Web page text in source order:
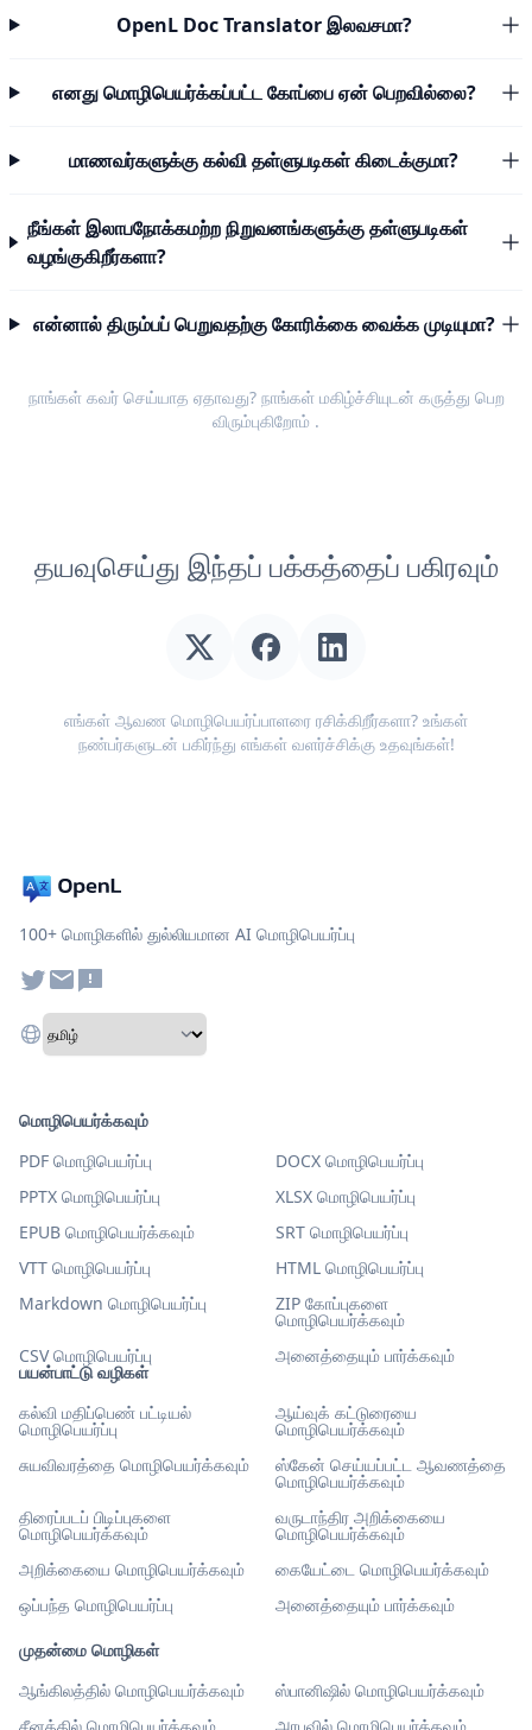
OpenL Doc Translator இலவசமா?
எனது மொழிபெயர்க்கப்பட்ட கோப்பை ஏன் பெறவில்லை?
மாணவர்களுக்கு கல்வி தள்ளுபடிகள் கிடைக்குமா?
நீங்கள் இலாபநோக்கமற்ற நிறுவனங்களுக்கு தள்ளுபடிகள்
வழங்குகிறீர்களா?
என்னால் திரும்பப் பெறுவதற்கு கோரிக்கை வைக்க முடியுமா?
நாங்கள் கவர் செய்யாத ஏதாவது? நாங்கள் மகிழ்ச்சியுடன் கருத்து பெற
விரும்புகிறோம் .
தயவுசெய்து இந்தப் பக்கத்தைப் பகிரவும்
எங்கள் ஆவண மொழிபெயர்ப்பாளரை ரசிக்கிறீர்களா? உங்கள்
நண்பர்களுடன் பகிர்ந்து எங்கள் வளர்ச்சிக்கு உதவுங்கள்!
100+ மொழிகளில் துல்லியமான AI மொழிபெயர்ப்பு
பயன்பாட்டு வழிகள்
கல்வி மதிப்பெண் பட்டியல்
மொழிபெயர்ப்பு
ஆய்வுக் கட்டுரையை
மொழிபெயர்க்கவும்
சுயவிவரத்தை மொழிபெயர்க்கவும்
ஸ்கேன் செய்யப்பட்ட ஆவணத்தை
மொழிபெயர்க்கவும்
திரைப்படப் பிடிப்புகளை
மொழிபெயர்க்கவும்
வருடாந்திர அறிக்கையை
மொழிபெயர்க்கவும்
அறிக்கையை மொழிபெயர்க்கவும்
கையேட்டை மொழிபெயர்க்கவும்
ஒப்பந்த மொழிபெயர்ப்பு
அனைத்தையும் பார்க்கவும்
முதன்மை மொழிகள்
ஆங்கிலத்தில் மொழிபெயர்க்கவும்
ஸ்பானிஷில் மொழிபெயர்க்கவும்
மொழிபெயர்க்கவும்
PDF மொழிபெயர்ப்பு
DOCX மொழிபெயர்ப்பு
PPTX மொழிபெயர்ப்பு
XLSX மொழிபெயர்ப்பு
EPUB மொழிபெயர்க்கவும்
SRT மொழிபெயர்ப்பு
VTT மொழிபெயர்ப்பு
HTML மொழிபெயர்ப்பு
Markdown மொழிபெயர்ப்பு
ZIP கோப்புகளை
மொழிபெயர்க்கவும்
CSV மொழிபெயர்ப்பு
அனைத்தையும் பார்க்கவும்